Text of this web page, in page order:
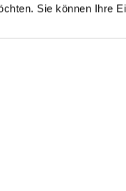
Sie können Ihre